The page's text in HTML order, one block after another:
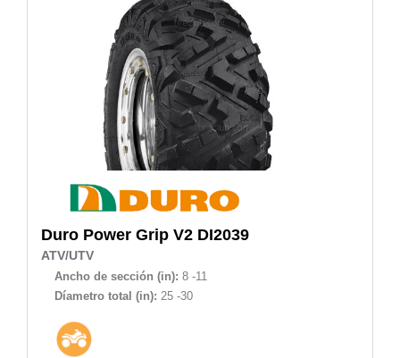
Duro Power Grip V2 DI2039
ATV/UTV
Ancho de sección (in): 8 -11
Díametro total (in): 25 -30